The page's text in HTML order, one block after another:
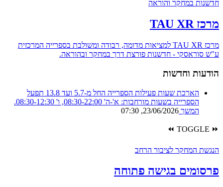
חדשנות במחקר והוראה
מרכז TAU XR
מרכז TAU XR למציאות מדומה, רבודה ומשולבת בספרייה המרכזית
ע"ש סוראסקי - חדשנות פורצת דרך במחקר ובהוראה.
הודעות וחדשות
הארכת שעות פעילות הספרייה
החל מ-5.7 ועד 13.8 תפעל
הספרייה בשעות מורחבות: א'-ה' 08:30-22:00, ו' 08:30-12:30.
המשך 23/06/2026, 07:30
⏩
TOGGLE
⏪
הנגשת המחקר לציבור הרחב
פרסומים בגישה פתוחה